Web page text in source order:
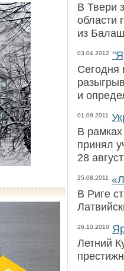
В Твери
области
из
03.04.2012
Сегодня
и
01.09.2011
В
принял
28
25.08.2011
В Риге
26.10.2010
Летний